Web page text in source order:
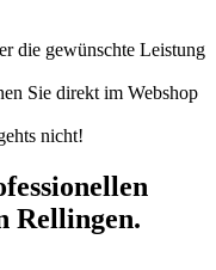
die gewünschte Leistung
Sie direkt im Webshop
nicht!
Rellingen.